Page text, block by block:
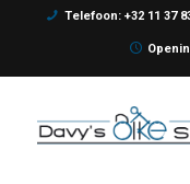
Telefoon: +32 11 37